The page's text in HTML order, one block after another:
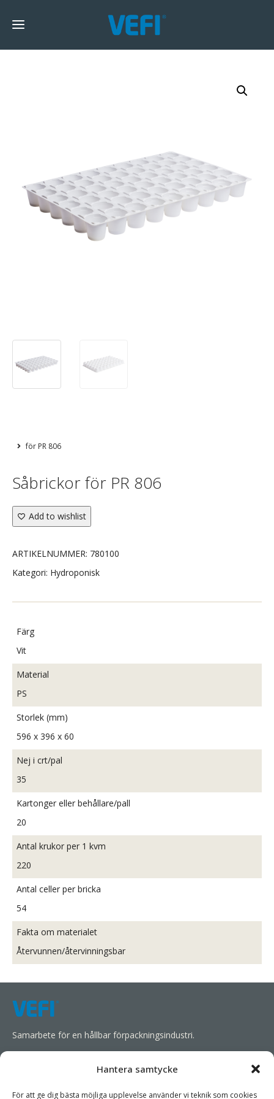
Hantera samtycke
För att ge dig bästa möjliga upplevelse använder vi teknik som cookies
för PR 806
Såbrickor för PR 806
Add to wishlist
ARTIKELNUMMER: 780100
Kategori: Hydroponisk
Färg
Vit
Material
PS
Storlek (mm)
596 x 396 x 60
Nej i crt/pal
35
Kartonger eller behållare/pall
20
Antal krukor per 1 kvm
220
Antal celler per bricka
54
Fakta om materialet
Återvunnen/återvinningsbar
Samarbete för en hållbar förpackningsindustri.
främja hållbarhet och öka lönsamheten genom att förse dem
med lämpliga produkter och tjänster.